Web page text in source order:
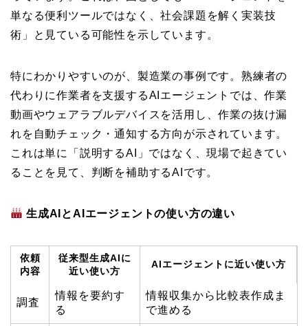
単なる便利ツールではなく、社会課題を解く実装技
術」と見ている可能性を示しています。
特にわかりやすいのが、製造業の事例です。熟練者の
代わりに作業者を支援するAIエージェントでは、作業
動画やウェアラブルデバイスを活用し、作業の抜け漏
れを自動チェック・通知する方向が示されています。
これは単に「説明するAI」ではなく、現場で起きてい
ることを見て、判断を補助するAIです。
生成AIとAIエージェントの使い方の違い
依頼
内容
従来型生成AIに
近い使い方
AIエージェントに近い使い方
調査
情報を要約す
る
情報収集から比較表作成ま
で進める